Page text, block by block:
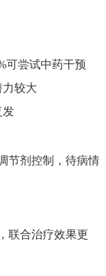
可尝试中药干预
力较大
发
节剂控制，待病情
联合治疗效果更